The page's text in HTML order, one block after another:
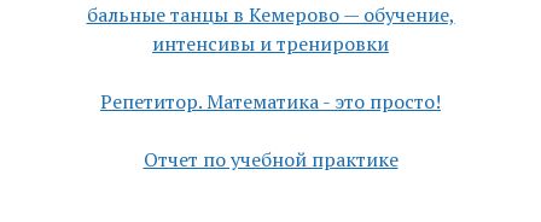
бальные танцы в Кемерово — обучение,
интенсивы и тренировки
Репетитор. Математика - это просто!
Отчет по учебной практике